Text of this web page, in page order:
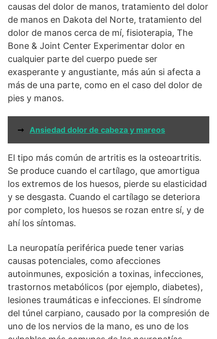
causas del dolor de manos, tratamiento del dolor
de manos en Dakota del Norte, tratamiento del
dolor de manos cerca de mí, fisioterapia, The
Bone & Joint Center Experimentar dolor en
cualquier parte del cuerpo puede ser
exasperante y angustiante, más aún si afecta a
más de una parte, como en el caso del dolor de
pies y manos.
➞ Ansiedad dolor de cabeza y mareos
El tipo más común de artritis es la osteoartritis.
Se produce cuando el cartílago, que amortigua
los extremos de los huesos, pierde su elasticidad
y se desgasta. Cuando el cartílago se deteriora
por completo, los huesos se rozan entre sí, y de
ahí los síntomas.
La neuropatía periférica puede tener varias
causas potenciales, como afecciones
autoinmunes, exposición a toxinas, infecciones,
trastornos metabólicos (por ejemplo, diabetes),
lesiones traumáticas e infecciones. El síndrome
del túnel carpiano, causado por la compresión de
uno de los nervios de la mano, es uno de los